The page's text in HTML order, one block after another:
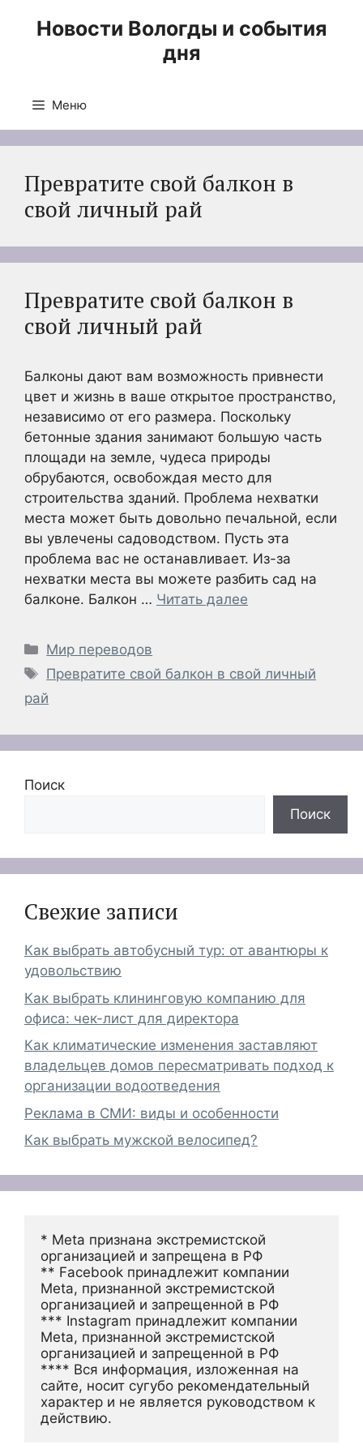
Новости Вологды и события
дня
Меню
Превратите свой балкон в
свой личный рай
Превратите свой балкон в
свой личный рай
Балконы дают вам возможность привнести
цвет и жизнь в ваше открытое пространство,
независимо от его размера. Поскольку
бетонные здания занимают большую часть
площади на земле, чудеса природы
обрубаются, освобождая место для
строительства зданий. Проблема нехватки
места может быть довольно печальной, если
вы увлечены садоводством. Пусть эта
проблема вас не останавливает. Из-за
нехватки места вы можете разбить сад на
балконе. Балкон … Читать далее
Рубрики
Мир переводов
Метки
Превратите свой балкон в свой личный
рай
Поиск
Поиск
Свежие записи
Как выбрать автобусный тур: от авантюры к
удовольствию
Как выбрать клининговую компанию для
офиса: чек-лист для директора
Как климатические изменения заставляют
владельцев домов пересматривать подход к
организации водоотведения
Реклама в СМИ: виды и особенности
Как выбрать мужской велосипед?
* Meta признана экстремистской
организацией и запрещена в РФ
** Facebook принадлежит компании
Meta, признанной экстремистской
организацией и запрещенной в РФ
*** Instagram принадлежит компании
Meta, признанной экстремистской
организацией и запрещенной в РФ
**** Вся информация, изложенная на
сайте, носит сугубо рекомендательный
характер и не является руководством к
действию.